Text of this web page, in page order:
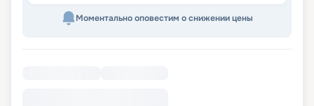
Моментально оповестим о снижении цены